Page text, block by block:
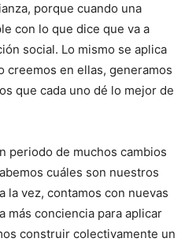
porque cuando una
con lo que dice que va a
social. Lo mismo se aplica
creemos en ellas, generamos
que cada uno dé lo mejor de
periodo de muchos cambios
cuáles son nuestros
la vez, contamos con nuevas
más conciencia para aplicar
construir colectivamente un